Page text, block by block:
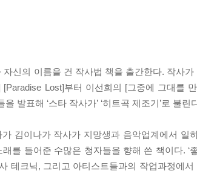
신의 이름을 건 작사법 책을 출간한다. 작사
Lost]부터 이선희의 [그중에 그대를
발표해 ‘스타 작사가’ ‘히트곡 제조기’로 불린
김이나가 작사가 지망생과 음악업계에서 일
를 들어준 수많은 청자들을 향해 쓴 책이다. ‘
테크닉, 그리고 아티스트들과의 작업과정에